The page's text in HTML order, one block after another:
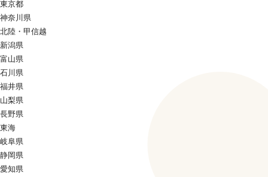
東京都
神奈川県
北陸・甲信越
新潟県
富山県
石川県
福井県
山梨県
長野県
東海
岐阜県
静岡県
愛知県